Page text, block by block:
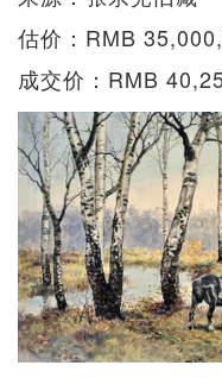
估价：RMB
成交价：RMB